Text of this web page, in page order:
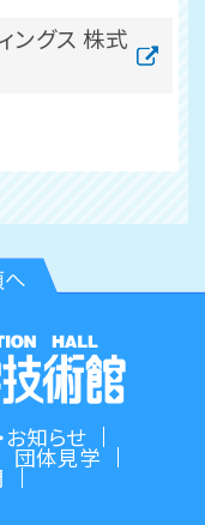
ングス 株式
お知らせ
団体見学